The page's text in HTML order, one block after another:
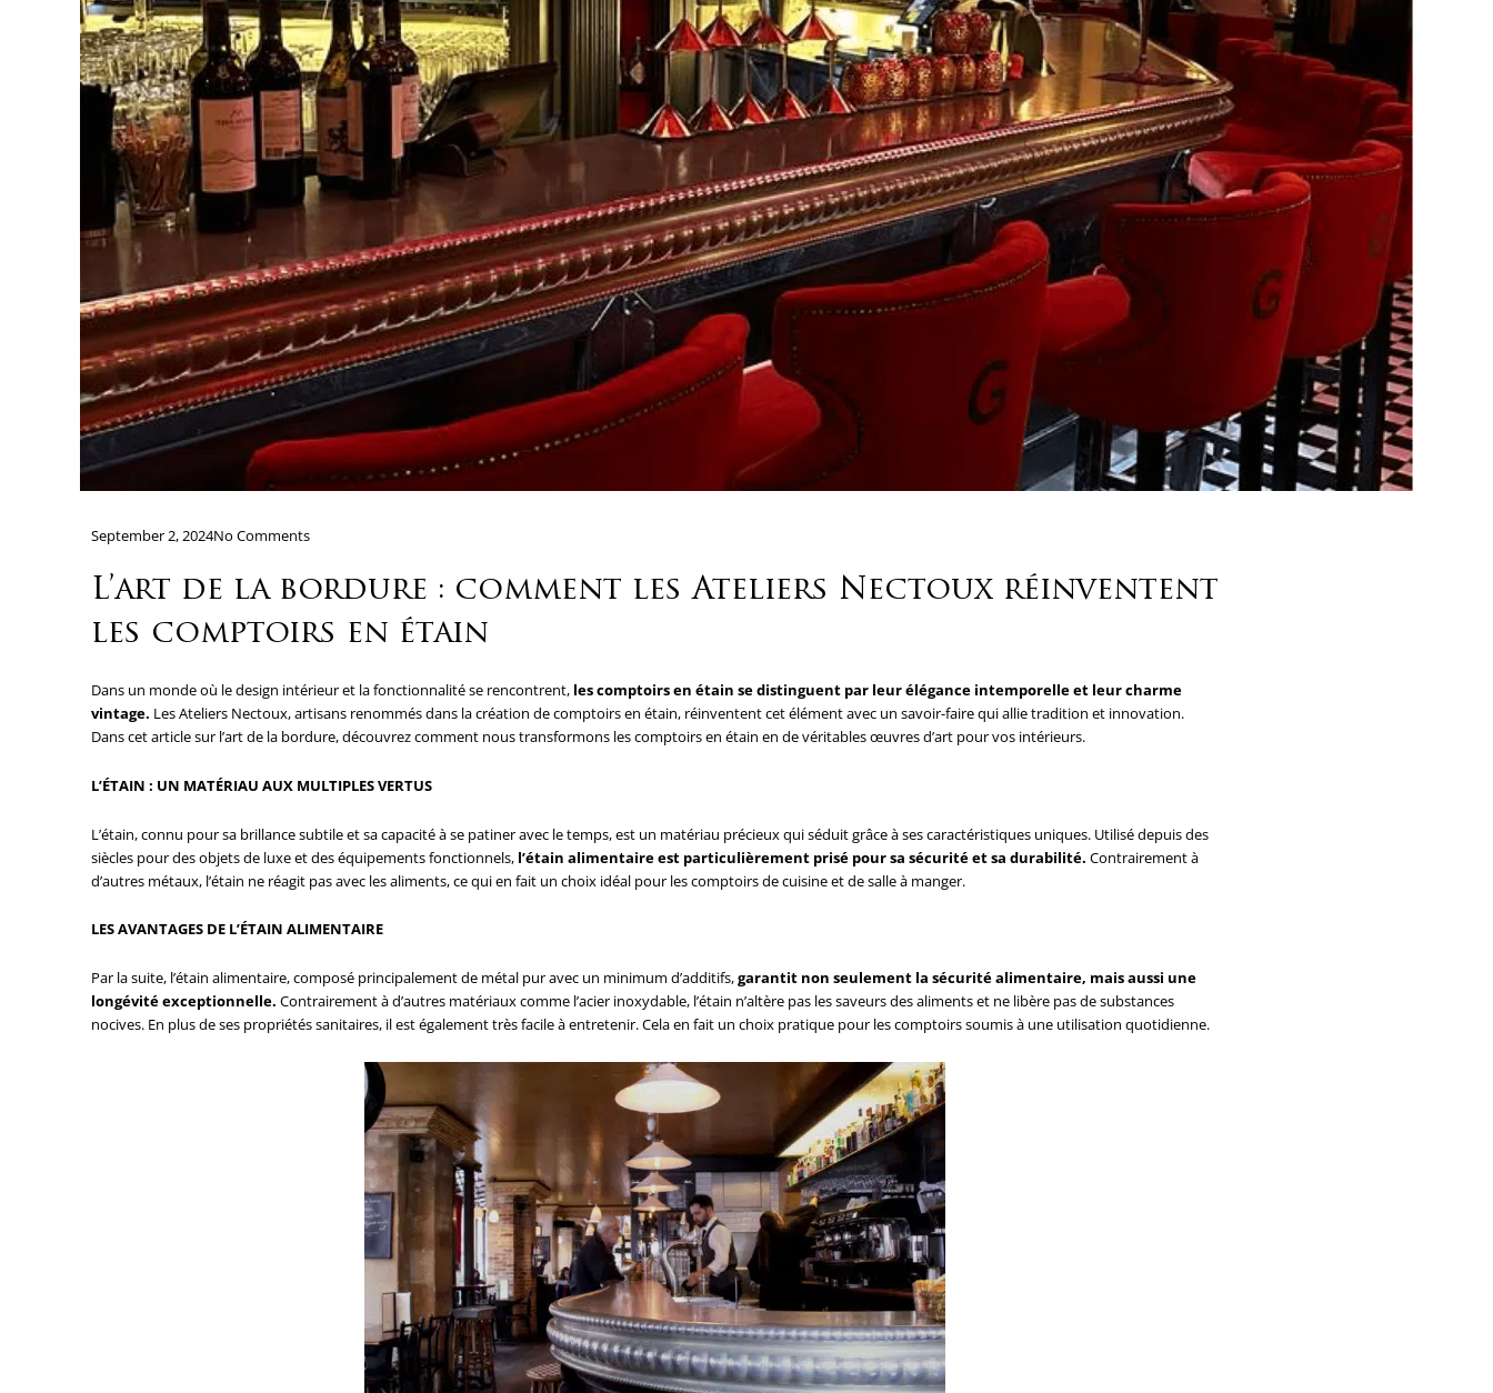
September 2, 2024No Comments
L’art de la bordure : comment les Ateliers Nectoux réinventent
les comptoirs en étain
Dans un monde où le design intérieur et la fonctionnalité se rencontrent, les comptoirs en étain se distinguent par leur élégance intemporelle et leur charme
vintage. Les Ateliers Nectoux, artisans renommés dans la création de comptoirs en étain, réinventent cet élément avec un savoir-faire qui allie tradition et innovation.
Dans cet article sur l’art de la bordure, découvrez comment nous transformons les comptoirs en étain en de véritables œuvres d’art pour vos intérieurs.
L’ÉTAIN : UN MATÉRIAU AUX MULTIPLES VERTUS
L’étain, connu pour sa brillance subtile et sa capacité à se patiner avec le temps, est un matériau précieux qui séduit grâce à ses caractéristiques uniques. Utilisé depuis des
siècles pour des objets de luxe et des équipements fonctionnels, l’étain alimentaire est particulièrement prisé pour sa sécurité et sa durabilité. Contrairement à
d’autres métaux, l’étain ne réagit pas avec les aliments, ce qui en fait un choix idéal pour les comptoirs de cuisine et de salle à manger.
LES AVANTAGES DE L’ÉTAIN ALIMENTAIRE
Par la suite, l’étain alimentaire, composé principalement de métal pur avec un minimum d’additifs,garantit non seulement la sécurité alimentaire, mais aussi une
longévité exceptionnelle. Contrairement à d’autres matériaux comme l’acier inoxydable, l’étain n’altère pas les saveurs des aliments et ne libère pas de substances
nocives. En plus de ses propriétés sanitaires, il est également très facile à entretenir. Cela en fait un choix pratique pour les comptoirs soumis à une utilisation quotidienne.